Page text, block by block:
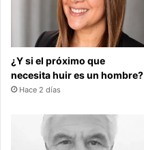
¿Y si el próximo que
necesita huir es un hombre?
Hace 2 días